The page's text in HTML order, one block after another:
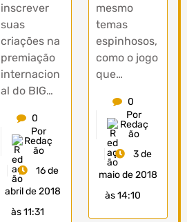
inscrever
suas
criações na
premiação
internacion
al do BIG…
0
Por
Redaç
ão
16 de
abril de 2018
às 11:31
mesmo
temas
espinhosos,
como o jogo
que…
0
Por
Redaç
ão
3 de
maio de 2018
às 14:10